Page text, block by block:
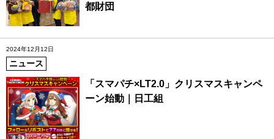
都財団
2024年12月12日
ニュース
「スマパチ×LT2.0」クリスマスキャンペ
ーン始動｜日工組